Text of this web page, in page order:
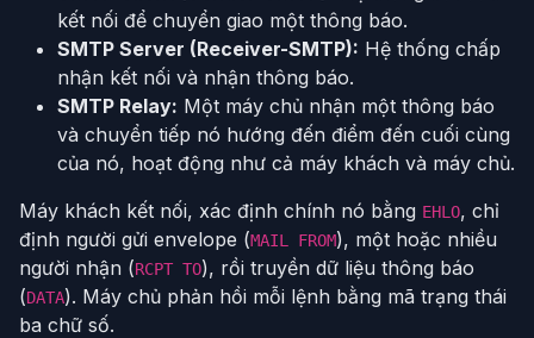
kết nối để chuyển giao một thông báo.
SMTP Server (Receiver-SMTP): Hệ thống chấp
nhận kết nối và nhận thông báo.
SMTP Relay: Một máy chủ nhận một thông báo
và chuyển tiếp nó hướng đến điểm đến cuối cùng
của nó, hoạt động như cả máy khách và máy chủ.
Máy khách kết nối, xác định chính nó bằng EHLO, chỉ
định người gửi envelope (MAIL FROM), một hoặc nhiều
người nhận (RCPT TO), rồi truyền dữ liệu thông báo
(DATA). Máy chủ phản hồi mỗi lệnh bằng mã trạng thái
ba chữ số.